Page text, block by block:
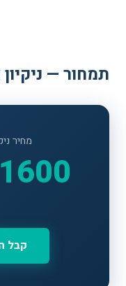
תמחור —
מחיר
1600–5000 ₪
קבל